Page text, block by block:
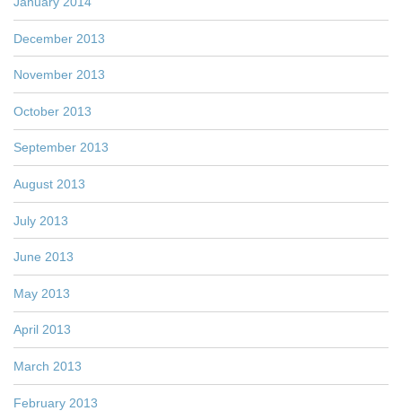
December 2013
November 2013
October 2013
September 2013
August 2013
July 2013
June 2013
May 2013
April 2013
March 2013
February 2013